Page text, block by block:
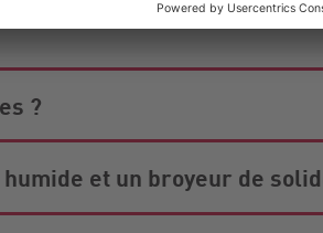
?
et un broyeur de